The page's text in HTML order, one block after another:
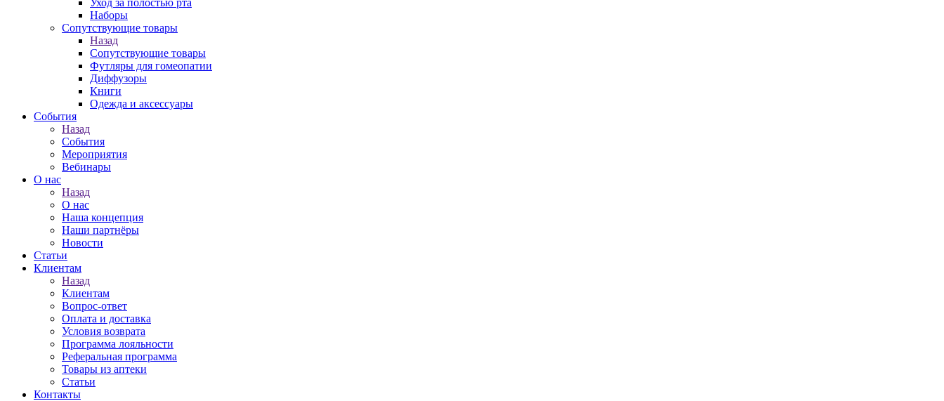
Уход за полостью рта
Наборы
Сопутствующие товары
Назад
Сопутствующие товары
Футляры для гомеопатии
Диффузоры
Книги
Одежда и аксессуары
События
Назад
События
Мероприятия
Вебинары
О нас
Назад
О нас
Наша концепция
Наши партнёры
Новости
Статьи
Клиентам
Назад
Клиентам
Вопрос-ответ
Оплата и доставка
Условия возврата
Программа лояльности
Реферальная программа
Товары из аптеки
Статьи
Контакты